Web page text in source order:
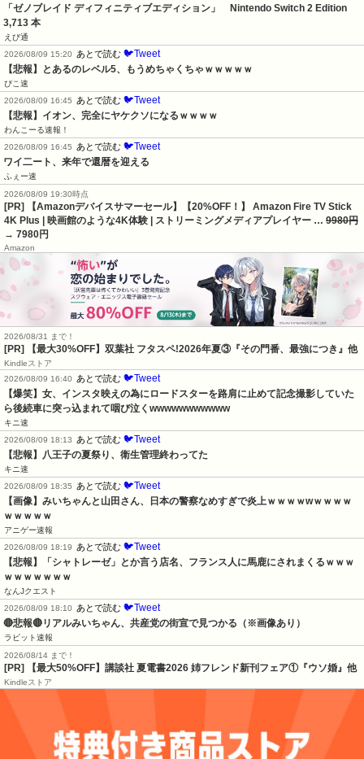
「ゼノブレイド ディフィニティブエディション」　Nintendo Switch 2 Edition
3,713 本
えび通
2026/08/09 15:20
あとで読む 🐦Tweet
【悲報】とあるのレベル5、もうめちゃくちゃｗｗｗｗｗ
ぴこ速
2026/08/09 16:45
あとで読む 🐦Tweet
【悲報】イオン、完全にヤケクソになるｗｗｗｗ
わんこーる速報！
2026/08/09 16:45
あとで読む 🐦Tweet
ワイ二ート、来年で還暦を迎える
ふぇー速
2026/08/09 19:30時点
[PR] 【Amazonデバイスサマーセール】【20%OFF！】 Amazon Fire TV Stick
4K Plus | 映画館のような4K体験 | ストリーミングメディアプレイヤー … 9980円
→ 7980円
Amazon
2026/08/31 まで！
[PR] 【最大30%OFF】双葉社 フタスペ!2026年夏③『その門番、最強につき』他
Kindleストア
2026/08/09 16:40
あとで読む 🐦Tweet
【爆笑】女、インスタ映えの為にロードスターを路肩に止めて記念撮影していた
ら後続車に突っ込まれて咽び泣くwwwwwwwwwww
キニ速
2026/08/09 18:13
あとで読む 🐦Tweet
【悲報】八王子の夏祭り、衛生管理終わってた
キニ速
2026/08/09 18:35
あとで読む 🐦Tweet
【画像】みいちゃんと山田さん、日本の警察なめすぎで炎上ｗｗｗｗwｗｗｗｗ
ｗｗｗｗｗ
アニゲー速報
2026/08/09 18:19
あとで読む 🐦Tweet
【悲報】「シャトレーゼ」とか言う店名、フランス人に馬鹿にされまくるｗｗｗ
ｗｗｗｗｗｗｗ
なんJクエスト
2026/08/09 18:10
あとで読む 🐦Tweet
🔴悲報🔴リアルみいちゃん、共産党の街宣で見つかる（※画像あり）
ラビット速報
2026/08/14 まで！
[PR] 【最大50%OFF】講談社 夏電書2026 姉フレンド新刊フェア①『ウソ婚』他
Kindleストア